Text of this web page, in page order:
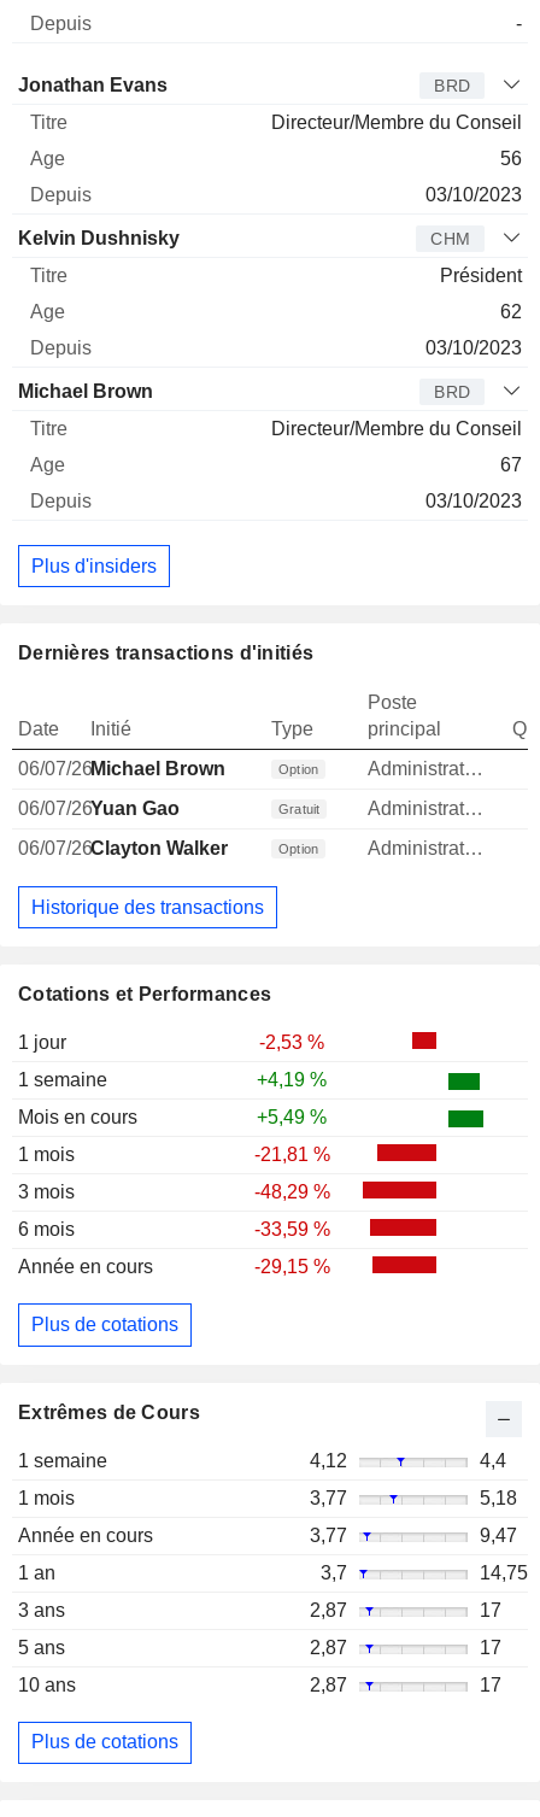
Cotations et Performances
1 jour
-2,53 %
1 semaine
+4,19 %
Mois en cours
+5,49 %
1 mois
-21,81 %
3 mois
-48,29 %
6 mois
-33,59 %
Année en cours
-29,15 %
Plus de cotations
Extrêmes de Cours
1 semaine 4,12
4,4
1 mois
3,77
5,18
Année en cours
3,77
9,47
1 an
3,7
14,75
3 ans
2,87
17
5 ans
2,87
17
10 ans
2,87 17
Plus de cotations
-
Administrateur Titre
Jonathan Evans BRD
Directeur/Membre du Conseil
56
03/10/2023
Kelvin Dushnisky CHM
Président
62
03/10/2023
Michael Brown BRD
Directeur/Membre du Conseil
67
03/10/2023
Plus d'insiders
Dernières transactions d'initiés
Date Initié Type
Poste
principal
06/07/26Michael Brown Option Administrateur
06/07/26Yuan Gao Gratuit Administrateur
06/07/26Clayton Walker Option Administrateur
Historique des transactions